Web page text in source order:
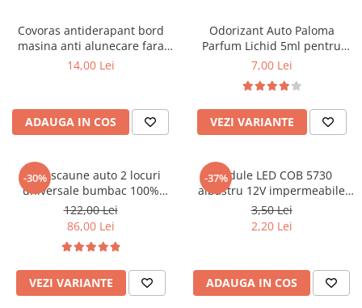
Carcasa Cheie Hyundai
Carcasa Cheie Mercedes Benz
Carcasa Cheie Opel
Carcasa Cheie Renault
Carcasa Cheie Skoda
Carcasa Cheie Toyota
Carcasa Cheie Volkswagen
Folie Geamuri
Huse Volan Auto
Huse Volan cu Ac si Ata
Huse Volan din Piele Ecologica
Covorase NISSAN
Covorase OPEL
Covorase PEUGEOT
Covorase RENAULT
Covorase SKODA
Covorase SsangYong
Covorase SUZUKI
Covorase TOYOTA
Covorase VOLKSWAGEN
Covorase VOLVO
Lumini Ambientale Auto
Lumini de zi, DRL
Covoras antiderapant bord
masina anti alunecare fara
lipire
14,00 Lei
ADAUGA IN COS
Odorizant Auto Paloma
Parfum Lichid 5ml pentru
Masina, Diverse Arome
7,00 Lei
VEZI VARIANTE
-30%
Huse scaune auto 2 locuri
universale bumbac 100%
pentru scaune fata masina
122,00 Lei
86,00 Lei
VEZI VARIANTE
-37%
Module LED COB 5730
albastru 12V impermeabile
set 20 buc
3,50 Lei
2,20 Lei
ADAUGA IN COS